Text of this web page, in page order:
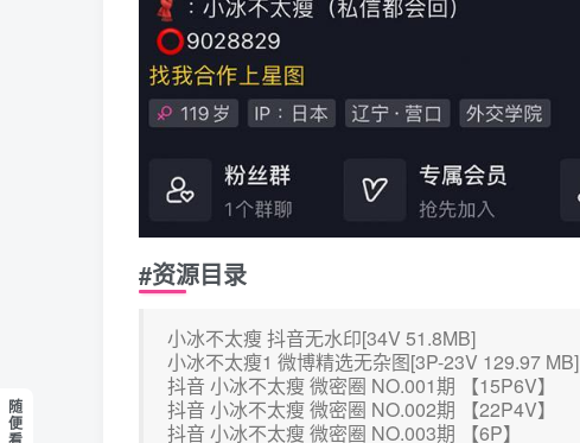
#资源目录
小冰不太瘦 抖音无水印[34V 51.8MB]
小冰不太瘦1 微博精选无杂图[3P-23V 129.97 MB]
抖音 小冰不太瘦 微密圈 NO.001期 【15P6V】
抖音 小冰不太瘦 微密圈 NO.002期 【22P4V】
抖音 小冰不太瘦 微密圈 NO.003期 【6P】
随
便